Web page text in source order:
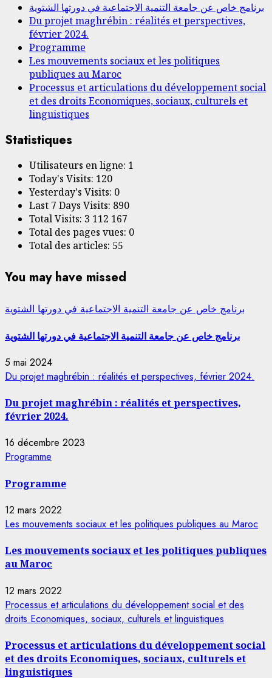
برنامج خاص عن جامعة التنمية الاجتماعية في دورتها الشتوية
Du projet maghrébin : réalités et perspectives,
février 2024.
Programme
Les mouvements sociaux et les politiques
publiques au Maroc
Processus et articulations du développement social
et des droits Economiques, sociaux, culturels et
linguistiques
Statistiques
Utilisateurs en ligne: 1
Today's Visits: 120
Yesterday's Visits: 0
Last 7 Days Visits: 890
Total Visits: 3 112 167
Total des pages vues: 0
Total des articles: 55
You may have missed
برنامج خاص عن جامعة التنمية الاجتماعية في دورتها الشتوية
برنامج خاص عن جامعة التنمية الاجتماعية في دورتها الشتوية
5 mai 2024
Du projet maghrébin : réalités et perspectives, février 2024.
Du projet maghrébin : réalités et perspectives,
février 2024.
16 décembre 2023
Programme
Programme
12 mars 2022
Les mouvements sociaux et les politiques publiques au Maroc
Les mouvements sociaux et les politiques publiques
au Maroc
12 mars 2022
Processus et articulations du développement social et des
droits Economiques, sociaux, culturels et linguistiques
Processus et articulations du développement social
et des droits Economiques, sociaux, culturels et
linguistiques